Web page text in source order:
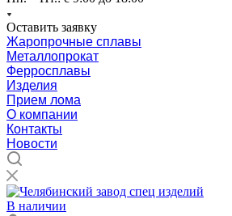
Оставить заявку
Жаропрочные сплавы
Металлопрокат
Ферросплавы
Изделия
Прием лома
О компании
Контакты
Новости
В наличии